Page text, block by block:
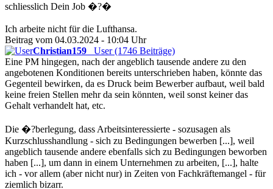
schliesslich Dein Job �?�
Ich arbeite nicht für die Lufthansa.
Beitrag vom 04.03.2024 - 10:04 Uhr
Christian159
User (1746 Beiträge)
Eine PM hingegen, nach der angeblich tausende andere zu den
angebotenen Konditionen bereits unterschrieben haben, könnte das
Gegenteil bewirken, da es Druck beim Bewerber aufbaut, weil bald
keine freien Stellen mehr da sein könnten, weil sonst keiner das
Gehalt verhandelt hat, etc.
Die �?berlegung, dass Arbeitsinteressierte - sozusagen als
Kurzschlusshandlung - sich zu Bedingungen bewerben [...], weil
angeblich tausende andere ebenfalls sich zu Bedingungen beworben
haben [...], um dann in einem Unternehmen zu arbeiten, [...], halte
ich - vor allem (aber nicht nur) in Zeiten von Fachkräftemangel - für
ziemlich bizarr.